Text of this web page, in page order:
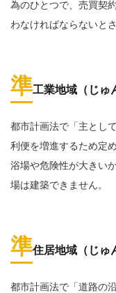
為のひとつで、売買契
わなければならないと
準工業地域（じゅ
都市計画法で「主とし
利便を増進するため定
浴場や危険性が大きい
場は建築できません。
準住居地域（じゅ
都市計画法で「道路の